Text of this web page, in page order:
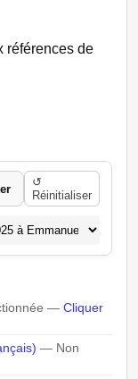
références de
↺
Réinitialiser
— Cliquer
— Non